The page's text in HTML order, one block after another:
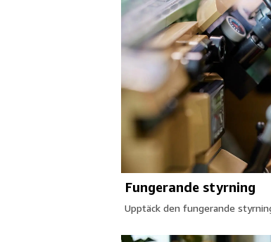
Fungerande styrning
Upptäck den fungerande